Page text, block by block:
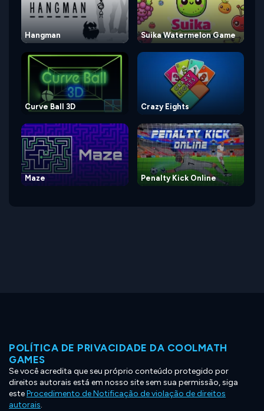
Hangman Suika Watermelon Game
Curve Ball 3D Crazy Eights
Maze Penalty Kick Online
POLÍTICA DE PRIVACIDADE DA COOLMATH
GAMES
Se você acredita que seu próprio conteúdo protegido por
direitos autorais está em nosso site sem sua permissão, siga
esteProcedimento de Notificação de violação de direitos
autorais.